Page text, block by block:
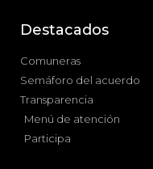
Destacados
Comuneras
Semáforo del acuerdo
Transparencia
Menú de atención
Participa